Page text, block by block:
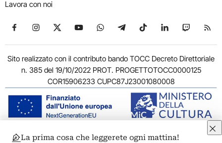
Lavora con noi
Seguici su Facebook
Seguici su Instagram
Seguici su X
Seguici su YouTube
Seguici su WhatsApp
Seguici su Telegram
Seguici su TikTok
Seguici su
Seguici
Sito realizzato con il contributo bando TOCC Decreto Direttoriale
n. 385 del 19/10/2022 PROT. PROGETTOTOCC0000125
COR15906233 CUPC87J23001080008
© 2011-2026 ARTRIBUNE srl – Corso Vittorio Emanuele II, 287 –
La prima cosa che leggerete ogni mattina!